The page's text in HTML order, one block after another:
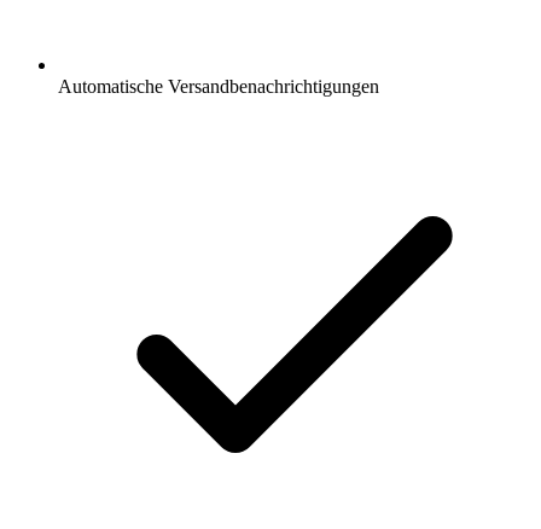
Automatische Versandbenachrichtigungen